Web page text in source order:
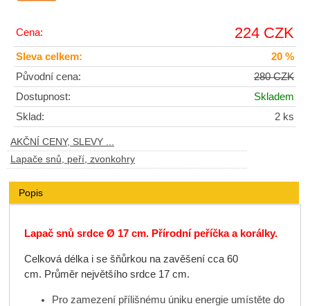
Cena: 224 CZK
Sleva celkem:
20 %
Původní cena:
280 CZK
Dostupnost:
Skladem
Sklad:
2 ks
AKČNÍ CENY, SLEVY ...
Lapače snů, peří, zvonkohry
Popis
Lapač snů srdce Ø 17 cm. Přírodní peříčka a korálky.
Celková délka i se šňůrkou na zavěšení cca 60
cm. Průměr největšího srdce 17 cm.
Pro zamezení přílišnému úniku energie umístěte do